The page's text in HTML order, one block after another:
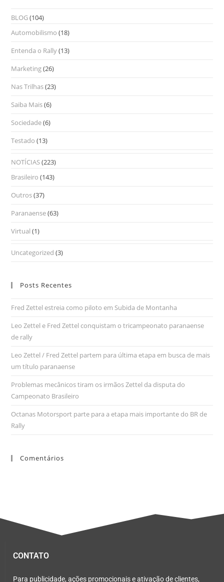
BLOG(104)
Automobilismo (18)
Entenda o Rally(13)
Marketing(26)
Nas Trilhas(23)
Saiba Mais(6)
Sociedade(6)
Testado (13)
NOTÍCIAS(223)
Brasileiro (143)
Outros(37)
Paranaense(63)
Virtual (1)
Uncategorized (3)
Posts Recentes
Fred Zettel estreia como piloto em Subida de Montanha
Leo Zettel e Fred Zettel conquistam o tricampeonato paranaense
de rally
Leo Zettel / Fred Zettel partem para última etapa em busca de mais
um título paranaense
Problemas mecânicos tiram os irmãos Zettel da disputa do
Campeonato Brasileiro
Octanas Motorsport parte para a etapa mais importante do BR de
Rally
Comentários
CONTATO
Para publicidade, ações promocionais e ativação de clientes,